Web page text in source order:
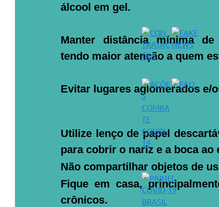
álcool em gel.
Manter distância mínima
tendo maior atenção a quem
Evitar lugares aglomerados e/
Utilize lenço de papel
para cobrir o nariz e a boca
Não compartilhar objetos de
Fique em casa,
crônicos.